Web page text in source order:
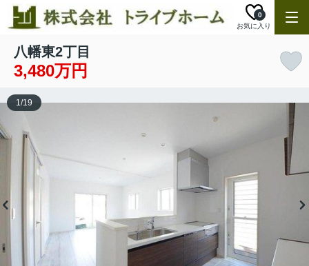
お気に入り
0
八幡東2丁目
3,480万円
1/19